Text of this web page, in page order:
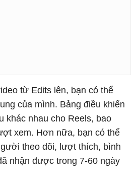
từ Edits lên, bạn có thể
của mình. Bảng điều khiển
khác nhau cho Reels, bao
xem. Hơn nữa, bạn có thể
theo dõi, lượt thích, bình
nhận được trong 7-60 ngày